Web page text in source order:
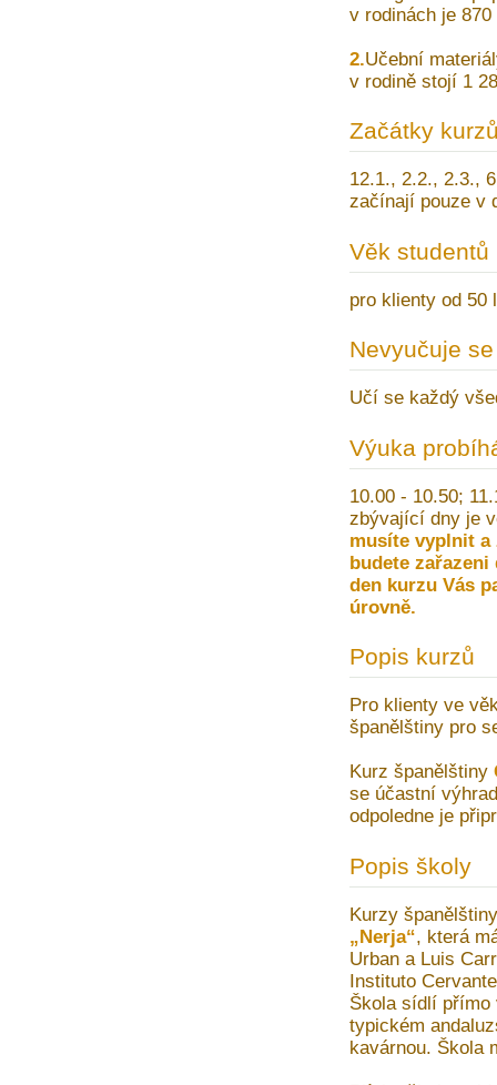
v rodinách je 870
2.Učební
v rodině stojí 1
Začátky
12.1., 2.2., 2.3.,
začínají pouze v
Věk studentů
pro klienty od 50
Nevyučuje se
Učí se každý
Výuka
10.00 - 10.50;
zbývající dny je
musíte vyplnit a
budete
den kurzu Vás
úrovně.
Popis kurzů
Pro klienty ve
španělštiny pro
Kurz španělštiny
se účastní
odpoledne je
Popis školy
Kurzy
„Nerja“, která
Urban a Luis
Instituto
Škola sídlí
typickém
kavárnou. Škola